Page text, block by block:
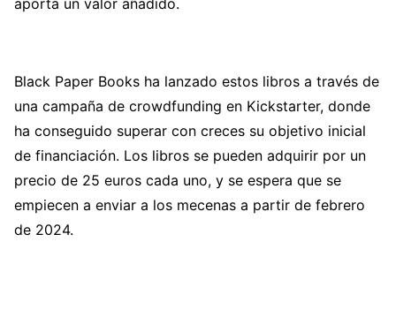
Black Paper Books ha lanzado estos libros a través de
una campaña de crowdfunding en Kickstarter, donde
ha conseguido superar con creces su objetivo inicial
de financiación. Los libros se pueden adquirir por un
precio de 25 euros cada uno, y se espera que se
empiecen a enviar a los mecenas a partir de febrero
de 2024.